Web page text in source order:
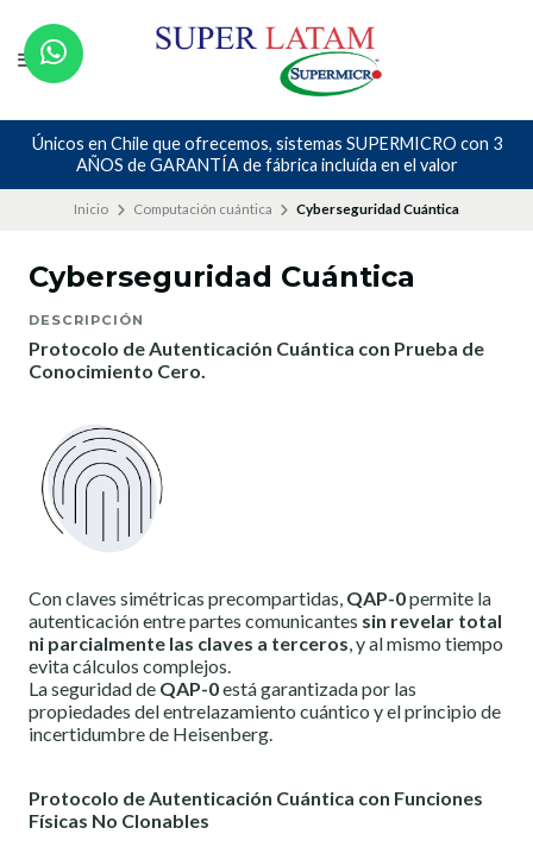
Únicos en Chile que ofrecemos, sistemas SUPERMICRO con 3
AÑOS de GARANTÍA de fábrica incluída en el valor
Inicio Computación cuántica Cyberseguridad Cuántica
Cyberseguridad Cuántica
DESCRIPCIÓN
Protocolo de Autenticación Cuántica con Prueba de
Conocimiento Cero.
Con claves simétricas precompartidas, QAP-0permite la
autenticación entre partes comunicantes sin revelar total
ni parcialmente las claves a terceros, y al mismo tiempo
evita cálculos complejos.
La seguridad de QAP-0está garantizada por las
propiedades del entrelazamiento cuántico y el principio de
incertidumbre de Heisenberg.
Protocolo de Autenticación Cuántica con Funciones
Físicas No Clonables